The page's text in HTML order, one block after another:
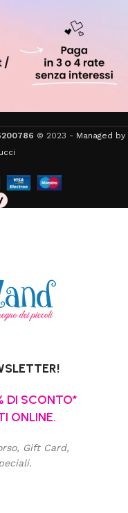
© 2023 - Managed by
DI SCONTO*
ONLINE.
Gift Card,